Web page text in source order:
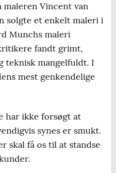
Vincent van
solgte et enkelt maleri i
Munchs maleri
fandt grimt,
teknisk mangelfuldt. I
mest genkendelige
har ikke forsøgt at
synes er smukt.
skal få os til at standse